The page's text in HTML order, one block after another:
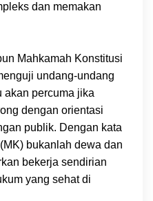
dan memakan
Mahkamah Konstitusi
undang-undang
akan percuma jika
dengan orientasi
publik. Dengan kata
bukanlah dewa dan
bekerja sendirian
yang sehat di